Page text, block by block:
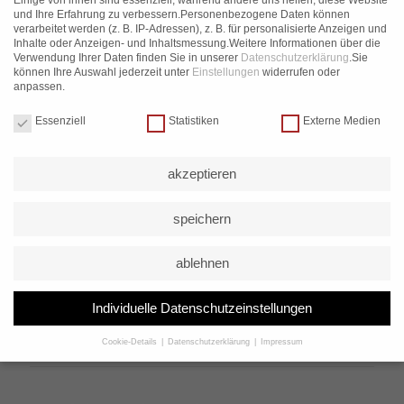
Overdrive System– 8 cm verstellbare Barbreite
Leinen-Setup: 18m + 4m + 2m (22m Standard)
Niedriges V– direktes, sportliches Lenkverhalten
Cabrinha COS Control Bar
und Ihre Erfahrung zu verbessern.Personenbezogene Daten können
verarbeitet werden (z. B. IP-Adressen), z. B. für personalisierte Anzeigen und
Inhalte oder Anzeigen- und Inhaltsmessung.Weitere Informationen über die
Verwendung Ihrer Daten finden Sie in unserer Datenschutzerklärung.Sie
können Ihre Auswahl jederzeit unter Einstellungen widerrufen oder
anpassen.
Essenziell
Statistiken Externe Medien
akzeptieren
speichern
ablehnen
Individuelle Datenschutzeinstellungen
Cookie-Details Datenschutzerklärung Impressum
Datenschutzeinstellungen